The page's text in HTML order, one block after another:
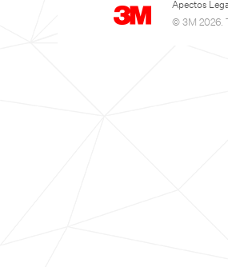
Apectos
© 3M 2026.